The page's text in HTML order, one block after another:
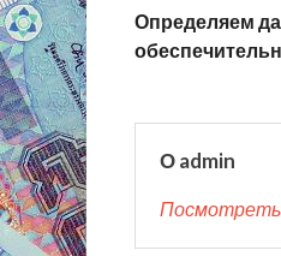
Определяем
О admin
Посмотреть